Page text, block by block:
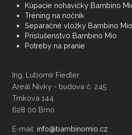
Kúpacie nohavičky Bambino
Tréning na nočník
Separačné vložky Bambino Mio
Príslušenstvo Bambino Mio
Potreby na pranie
Ing. Lubomír Fiedler
Areál Nivky - budova č. 245
Trnkova 144
628 00 Brno
E-mail: